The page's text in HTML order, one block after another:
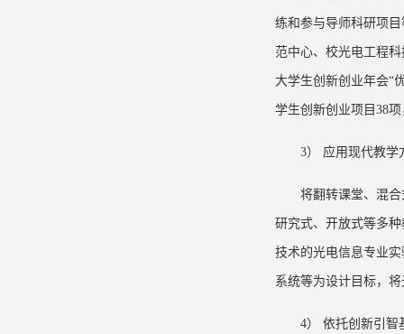
练和参与导师科研项
范中心、校光电工程
大学生创新创业年会“
学生创新创业项目38
3） 应用现代教学
将翻转课堂、混
研究式、开放式等多
技术的光电信息专业
系统等为设计目标，
4） 依托创新引智